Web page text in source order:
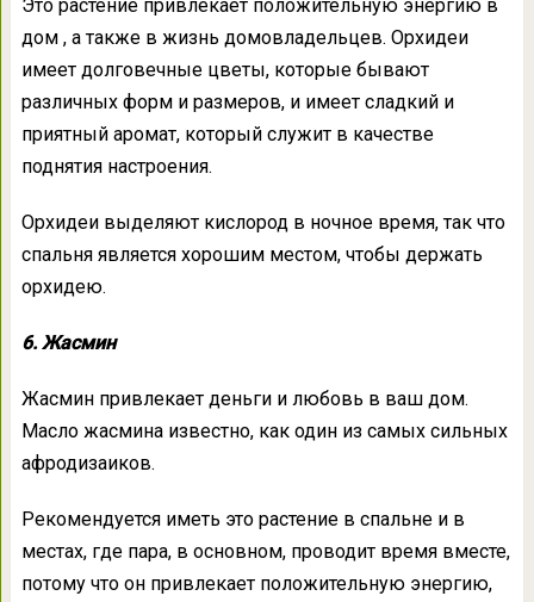
Это растение привлекает положительную энергию в
дом , а также в жизнь домовладельцев. Орхидеи
имеет долговечные цветы, которые бывают
различных форм и размеров, и имеет сладкий и
приятный аромат, который служит в качестве
поднятия настроения.
Орхидеи выделяют кислород в ночное время, так что
спальня является хорошим местом, чтобы держать
орхидею.
6. Жасмин
Жасмин привлекает деньги и любовь в ваш дом.
Масло жасмина известно, как один из самых сильных
афродизаиков.
Рекомендуется иметь это растение в спальне и в
местах, где пара, в основном, проводит время вместе,
потому что он привлекает положительную энергию,